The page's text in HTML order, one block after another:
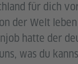
für dich
der Welt
hatte der
was du